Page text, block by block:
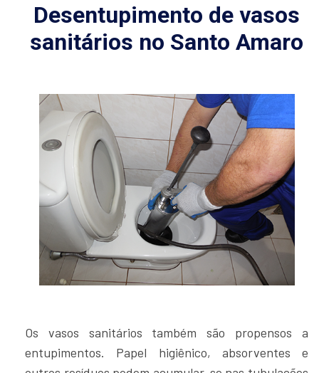
Desentupimento de vasos
sanitários no Santo Amaro
Os vasos sanitários também são propensos a
entupimentos. Papel higiênico, absorventes e